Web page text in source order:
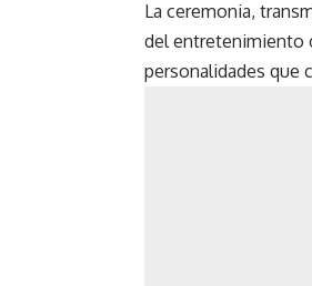
La ceremonia,
del entretenimiento
personalidades que